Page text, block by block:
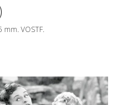
mm. VOSTF.